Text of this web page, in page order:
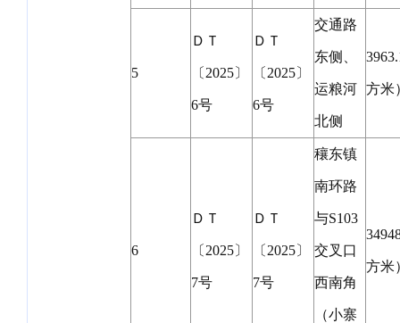
5
ＤＴ
〔2025〕
6号
ＤＴ
〔2025〕
6号
交通路
东侧、
运粮河
北侧
方米
6
ＤＴ
〔2025〕
7号
ＤＴ
〔2025〕
7号
穰东镇
南环路
与S103
交叉口
西南角
（小寨
方米